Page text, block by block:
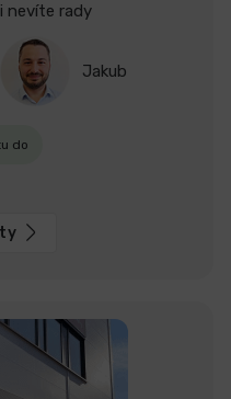
nevíte rady
Jakub
do